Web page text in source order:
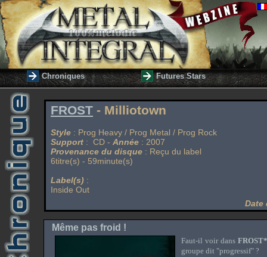
Chroniques Futures Stars
FROST - Milliotown
Style : Prog Heavy / Prog Metal / Prog Rock
Support : CD - Année : 2007
Provenance du disque : Reçu du label
6titre(s) - 59minute(s)
Label(s) :
Inside Out
Date
Même pas froid !
Faut-il voir dans FROST*
groupe dit "progressif" ?